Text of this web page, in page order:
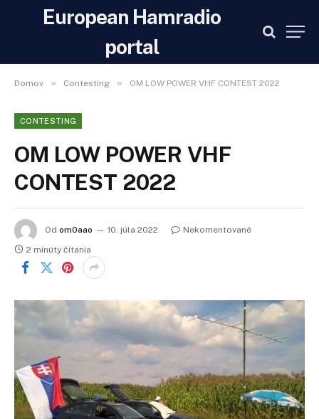
European Hamradio
portal
Domov » Contesting » OM LOW POWER VHF CONTEST 2022
CONTESTING
OM LOW POWER VHF
CONTEST 2022
Od om0aao 10. júla 2022
Nekomentované
2 minúty čítania